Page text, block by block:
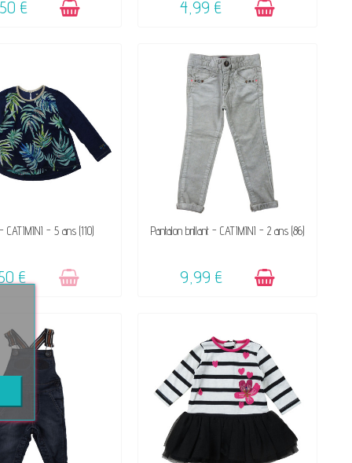
€ 4,99 €
DE SON SUCCÈS
CATIMINI - 5 ans (110)
€
DISPONIBLE
Pantalon brillant - CATIMINI - 2 ans (86)
9,99 €